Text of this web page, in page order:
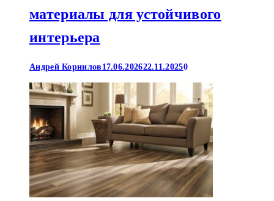
материалы для устойчивого
интерьера
Андрей Корнилов 17.06.202622.11.20250